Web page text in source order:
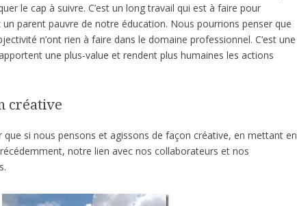
le cap à suivre. C’est un long travail qui est à faire pour
parent pauvre de notre éducation. Nous pourrions penser que
n’ont rien à faire dans le domaine professionnel. C’est une
une plus-value et rendent plus humaines les actions
créative
si nous pensons et agissons de façon créative, en mettant en
notre lien avec nos collaborateurs et nos